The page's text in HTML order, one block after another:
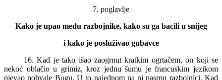
7. poglavlje
Kako je upao među razbojnike, kako su ga bacili u snijeg
i kako je posluživao gubavce
16. Kad je tako išao zaogrnut kratkim ogrtačem, on koji se
nekoć oblačio u grimiz, kroz jednu šumu je francuskim jezikom
pjevao pohvale Bogu. U to najednom na nj nasrnu razbojnici. Kad